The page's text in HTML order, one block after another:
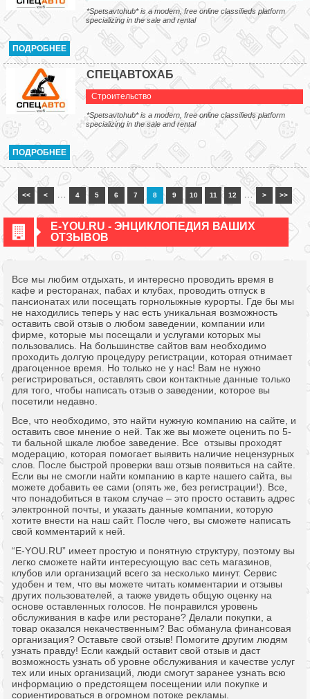
*Spetsavtohub* is a modern, free online classifieds platform
specializing in the sale and rental
ПОДРОБНЕЕ
СПЕЦАВТОХАБ
Строительство
*Spetsavtohub* is a modern, free online classifieds platform
specializing in the sale and rental
ПОДРОБНЕЕ
<< < 4 5 6 7 8 9 10 11 12 … > >>
E-YOU.RU - ЭНЦИКЛОПЕДИЯ ВАШИХ
ОТЗЫВОВ
Все мы любим отдыхать, и интересно проводить время в
кафе и ресторанах, пабах и клубах, проводить отпуск в
пансионатах или посещать горнолыжные курорты. Где бы мы
не находились теперь у нас есть уникальная возможность
оставить свой отзыв о любом заведении, компании или
фирме, которые мы посещали и услугами которых мы
пользовались. На большинстве сайтов вам необходимо
проходить долгую процедуру регистрации, которая отнимает
драгоценное время. Но только не у нас! Вам не нужно
регистрироваться, оставлять свои контактные данные только
для того, чтобы написать отзыв о заведении, которое вы
посетили недавно.
Все, что необходимо, это найти нужную компанию на сайте, и
оставить свое мнение о ней. Так же вы можете оценить по 5-
ти бальной шкале любое заведение. Все отзывы проходят
модерацию, которая помогает выявить наличие нецензурных
слов. После быстрой проверки ваш отзыв появиться на сайте.
Если вы не смогли найти компанию в карте нашего сайта, вы
можете добавить ее сами (опять же, без регистрации!). Все,
что понадобиться в таком случае – это просто оставить адрес
электронной почты, и указать данные компании, которую
хотите внести на наш сайт. После чего, вы сможете написать
свой комментарий к ней.
“E-YOU.RU” имеет простую и понятную структуру, поэтому вы
легко сможете найти интересующую вас сеть магазинов,
клубов или организаций всего за несколько минут. Сервис
удобен и тем, что вы можете читать комментарии и отзывы
других пользователей, а также увидеть общую оценку на
основе оставленных голосов. Не понравился уровень
обслуживания в кафе или ресторане? Делали покупки, а
товар оказался некачественным? Вас обманула финансовая
организация? Оставьте свой отзыв! Помогите другим людям
узнать правду! Если каждый оставит свой отзыв и даст
возможность узнать об уровне обслуживания и качестве услуг
тех или иных организаций, люди смогут заранее узнать всю
информацию о предстоящем посещении или покупке и
сориентироваться в огромном потоке рекламы.